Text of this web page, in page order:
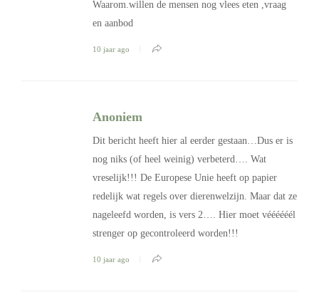
Waarom.willen de mensen nog vlees eten ,vraag
en aanbod
10 jaar ago
Anoniem
Dit bericht heeft hier al eerder gestaan…Dus er is
nog niks (of heel weinig) verbeterd…. Wat
vreselijk!!! De Europese Unie heeft op papier
redelijk wat regels over dierenwelzijn. Maar dat ze
nageleefd worden, is vers 2…. Hier moet véééééél
strenger op gecontroleerd worden!!!
10 jaar ago